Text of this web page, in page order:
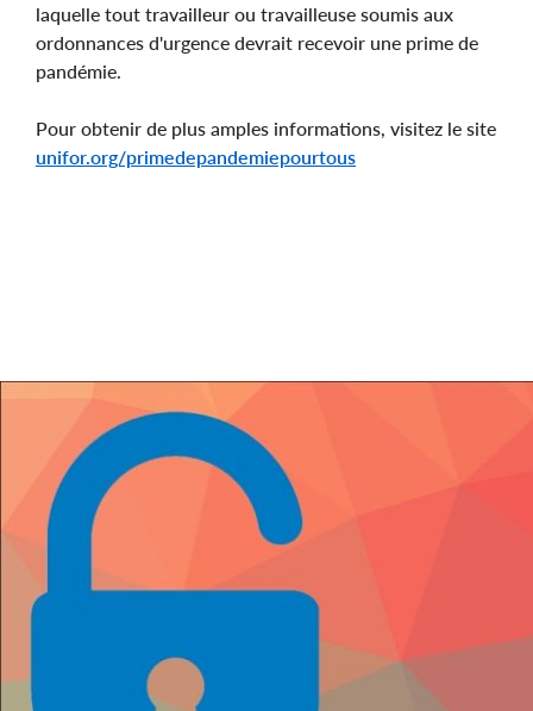
laquelle tout travailleur ou travailleuse soumis aux
ordonnances d'urgence devrait recevoir une prime de
pandémie.
Pour obtenir de plus amples informations, visitez le site
unifor.org/primedepandemiepourtous